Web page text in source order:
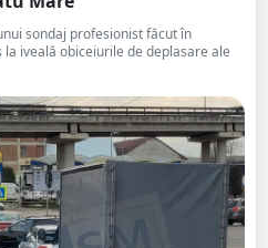
sondaj profesionist făcut în
iveală obiceiurile de deplasare ale